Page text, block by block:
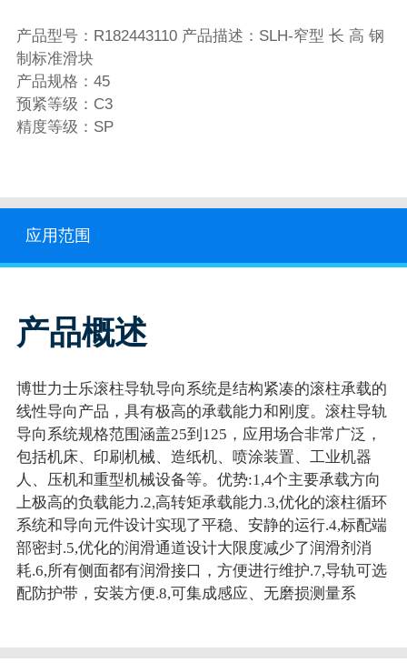
产品型号：R182443110 产品描述：SLH-窄型 长 高 钢
制标准滑块
产品规格：45
预紧等级：C3
精度等级：SP
应用范围
产品概述
博世力士乐滚柱导轨导向系统是结构紧凑的滚柱承载的
线性导向产品，具有极高的承载能力和刚度。滚柱导轨
导向系统规格范围涵盖25到125，应用场合非常广泛，
包括机床、印刷机械、造纸机、喷涂装置、工业机器
人、压机和重型机械设备等。优势:1,4个主要承载方向
上极高的负载能力.2,高转矩承载能力.3,优化的滚柱循环
系统和导向元件设计实现了平稳、安静的运行.4,标配端
部密封.5,优化的润滑通道设计大限度减少了润滑剂消
耗.6,所有侧面都有润滑接口，方便进行维护.7,导轨可选
配防护带，安装方便.8,可集成感应、无磨损测量系